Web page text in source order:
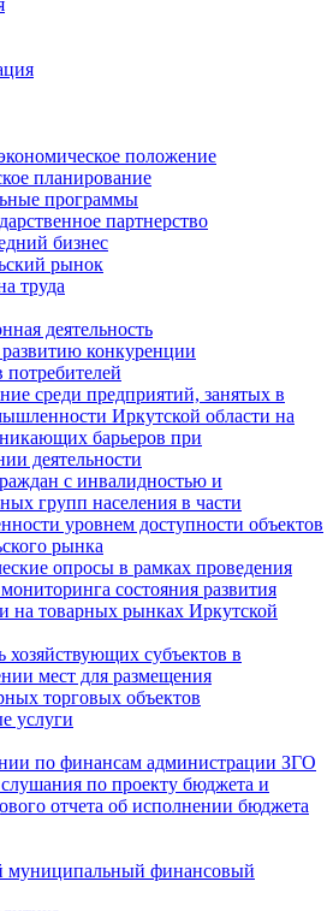
положение
планирование
программы
партнерство
бизнес
рынок
труда
деятельность
конкуренции
среди предприятий, занятых в
Иркутской области на
барьеров при
деятельности
с инвалидностью и
групп населения в части
уровнем доступности объектов
рынка
опросы в рамках проведения
состояния развития
на товарных рынках Иркутской
хозяйствующих субъектов в
мест для размещения
торговых объектов
услуги
по финансам администрации ЗГО
по проекту бюджета и
отчета об исполнении бюджета
муниципальный финансовый